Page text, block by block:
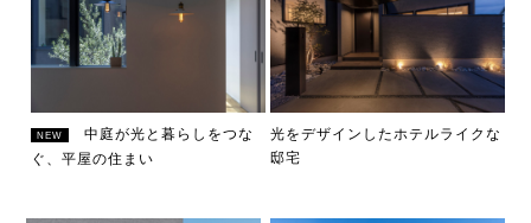
NEW
中庭が光と暮らしをつな
ぐ、平屋の住まい
光をデザインしたホテルライクな
邸宅